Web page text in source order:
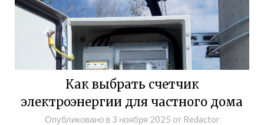
Как выбрать счетчик
электроэнергии для частного дома
Опубликовано в 3 ноября 2025 от Redactor